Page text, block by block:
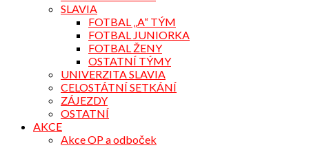
SLAVIA
FOTBAL „A“ TÝM
FOTBAL JUNIORKA
FOTBAL ŽENY
OSTATNÍ TÝMY
UNIVERZITA SLAVIA
CELOSTÁTNÍ SETKÁNÍ
ZÁJEZDY
OSTATNÍ
AKCE
Akce OP a odboček